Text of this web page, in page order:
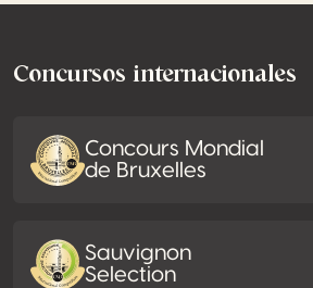
Concursos internacionales
Concours Mondial
de Bruxelles
Sauvignon
Selection